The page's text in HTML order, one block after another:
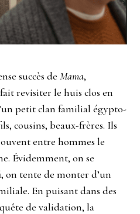
succès deMama,
revisiter le huis clos en
petit clan familial égypto-
cousins, beaux-frères. Ils
entre hommes le
Évidemment, on se
on tente de monter d’un
En puisant dans des
de validation, la